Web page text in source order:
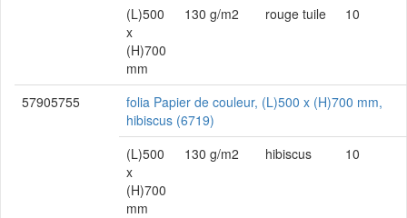
(L)500
x
(H)700
mm
130 g/m2 rouge tuile 10
57905755
folia Papier de couleur, (L)500 x (H)700 mm,
hibiscus (6719)
(L)500
x
(H)700
mm
130 g/m2 hibiscus 10